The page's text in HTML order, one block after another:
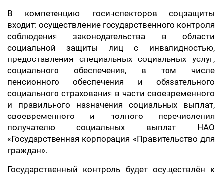
В компетенцию госинспекторов соцзащиты
входит: осуществление государственного контроля
соблюдения законодательства в области
социальной защиты лиц с инвалидностью,
предоставления специальных социальных услуг,
социального обеспечения, в том числе
пенсионного обеспечения и обязательного
социального страхования в части своевременного
и правильного назначения социальных выплат,
своевременного и полного перечисления
получателю социальных выплат НАО
«Государственная корпорация «Правительство для
граждан».
Государственный контроль будет осуществлён к